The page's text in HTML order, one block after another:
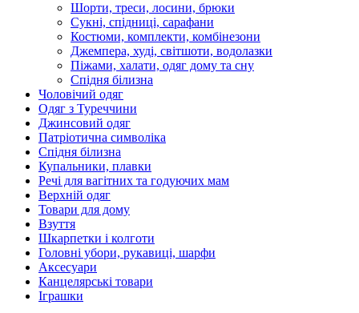
Шорти, треси, лосини, брюки
Сукні, спідниці, сарафани
Костюми, комплекти, комбінезони
Джемпера, худі, світшоти, водолазки
Піжами, халати, одяг дому та сну
Спідня білизна
Чоловічий одяг
Одяг з Туреччини
Джинсовий одяг
Патріотична символіка
Спідня білизна
Купальники, плавки
Речі для вагітних та годуючих мам
Верхній одяг
Товари для дому
Взуття
Шкарпетки і колготи
Головні убори, рукавиці, шарфи
Аксесуари
Канцелярські товари
Іграшки